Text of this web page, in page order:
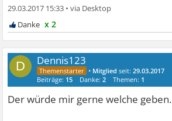
29.03.2017 15:33 •
x 2
D Dennis123
• Mitglied seit:29.03.2017
Beiträge: 15 Danke:2 Themen: 1
Der würde mir gerne welche geben.